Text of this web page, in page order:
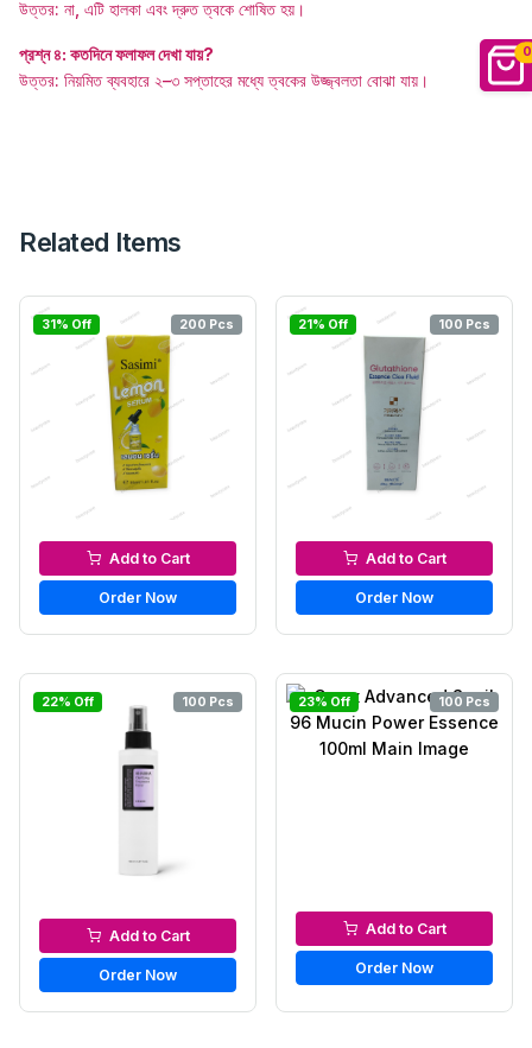
0
উত্তর: না, এটি হালকা এবং দ্রুত ত্বকে শোষিত হয়।
প্রশ্ন ৪: কতদিনে ফলাফল দেখা যায়?
উত্তর: নিয়মিত ব্যবহারে ২–৩ সপ্তাহের মধ্যে ত্বকের উজ্জ্বলতা বোঝা যায়।
Related Items
31% Off 200 Pcs
Serums & Essences
Add to Cart
Order Now
21% Off 100 Pcs
Serums & Essences
Add to Cart
Order Now
22% Off 100 Pcs
Serums & Essences
Add to Cart
Order Now
23% Off 100 Pcs
Serums & Essences
Add to Cart
Order Now